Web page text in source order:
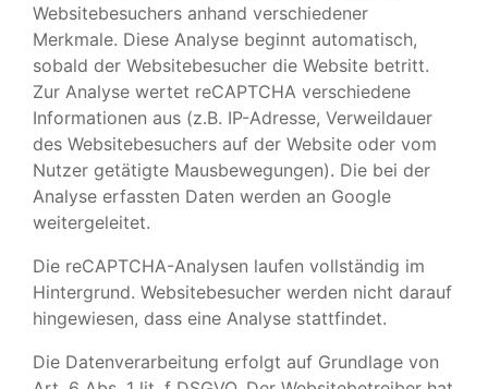
Websitebesuchers anhand verschiedener
Merkmale. Diese Analyse beginnt automatisch,
sobald der Websitebesucher die Website betritt.
Zur Analyse wertet reCAPTCHA verschiedene
Informationen aus (z.B. IP-Adresse, Verweildauer
des Websitebesuchers auf der Website oder vom
Nutzer getätigte Mausbewegungen). Die bei der
Analyse erfassten Daten werden an Google
weitergeleitet.
Die reCAPTCHA-Analysen laufen vollständig im
Hintergrund. Websitebesucher werden nicht darauf
hingewiesen, dass eine Analyse stattfindet.
Die Datenverarbeitung erfolgt auf Grundlage von